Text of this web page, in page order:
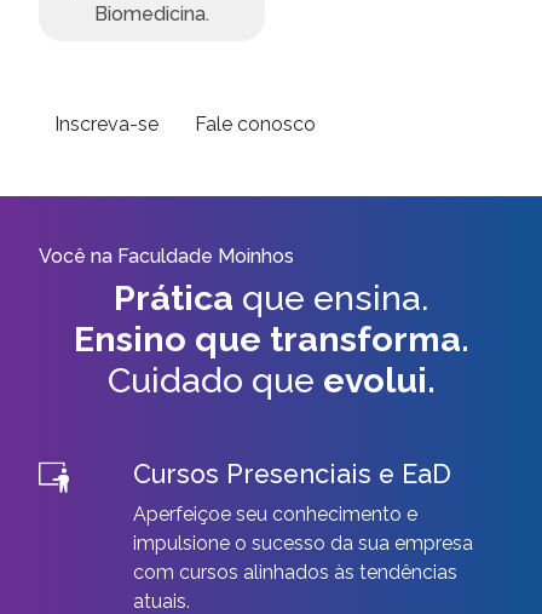
Biomedicina.
Inscreva-se Fale conosco
Você na Faculdade Moinhos
Prática que ensina.
Ensino que transforma.
Cuidado que evolui.
Cursos Presenciais e EaD
Aperfeiçoe seu conhecimento e
impulsione o sucesso da sua empresa
com cursos alinhados às tendências
atuais.